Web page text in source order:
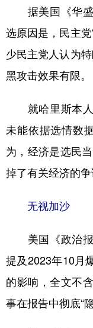
据美国《华盛
选原因是，民主
少民主党人认为
黑攻击效果有限。
就哈里斯本人
未能依据选情数
为，经济是选民
掉了有关经济的争
无视加沙
美国《政治报
提及2023年10月
的影响，全文不
事在报告中彻底“